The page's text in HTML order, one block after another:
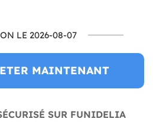
LE 2026-08-07
MAINTENANT
SUR FUNIDELIA